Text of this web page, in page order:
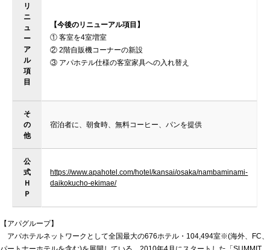
リ
ニ
ュ
ー
ア
ル
項
目
【今後のリニューアル項目】
① 客室を4室増室
② 2階自販機コーナーの新設
③ アパホテル仕様の客室家具への入れ替え
そ
の
他
宿泊者に、朝食時、無料コーヒー、パンを提供
公
式
Ｈ
Ｐ
https://www.apahotel.com/hotel/kansai/osaka/nambaminami-
daikokucho-ekimae/
【アパグループ】
アパホテルネットワークとして全国最大の676ホテル・104,494室※(海外、FC、